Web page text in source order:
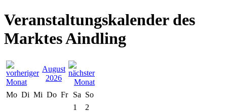
Veranstaltungskalender des
Marktes Aindling
August
2026
Mo Di Mi Do Fr Sa So
1
2